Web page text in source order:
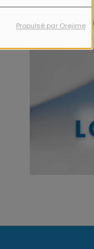
Propulsé par Orejime
Retrouvez